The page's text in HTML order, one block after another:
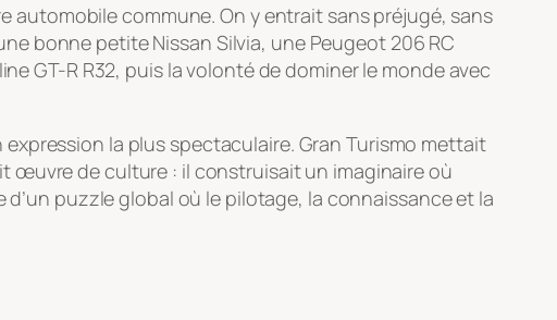
automobile commune. On y entrait sans préjugé, sans
bonne petite Nissan Silvia, une Peugeot 206 RC
GT-R R32, puis la volonté de dominer le monde avec
expression la plus spectaculaire. Gran Turismo mettait
œuvre de culture : il construisait un imaginaire où
puzzle global où le pilotage, la connaissance et la